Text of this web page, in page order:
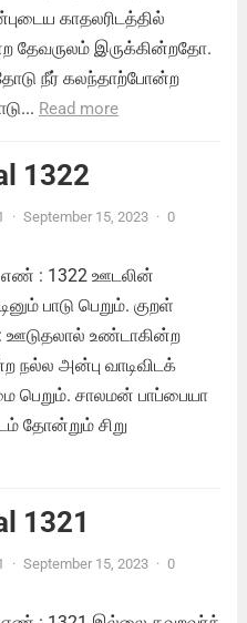
காதலரிடத்தில்
தேவருலம் இருக்கின்றதோ.
நீர் கலந்தாற்போன்ற
Read more
1322
· September 15, 2023 · 0
எண் : 1322 ஊடலின்
பாடு பெறும். குறள்
ஊடுதலால் உண்டாகின்ற
நல்ல அன்பு வாடிவிடக்
பெறும். சாலமன் பாப்பையா
தோன்றும் சிறு
1321
· September 15, 2023 · 0